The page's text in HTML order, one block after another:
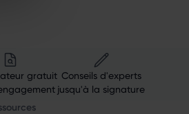
gratuit Conseils d'experts
jusqu'à la signature